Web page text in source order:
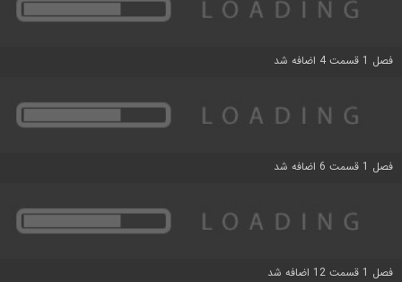
فصل 1 قسمت 4 اضافه شد
فصل 1 قسمت 6 اضافه شد
فصل 1 قسمت 12 اضافه شد